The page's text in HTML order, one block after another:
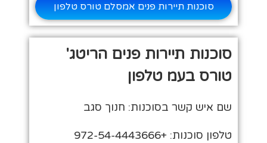
סוכנות תיירות פנים אמסלם טורס טלפון
סוכנות תיירות פנים הריטג'
טורס בעמ טלפון
שם איש קשר בסוכנות: חנוך סגב
טלפון סוכנות: +972-54-4443666